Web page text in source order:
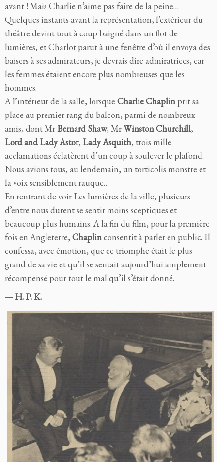
avant ! Mais Charlie n’aime pas faire de la peine…
Quelques instants avant la représentation, l’extérieur du
théâtre devint tout à coup baigné dans un flot de
lumières, et Charlot parut à une fenêtre d’où il envoya des
baisers à ses admirateurs, je devrais dire admiratrices, car
les femmes étaient encore plus nombreuses que les
hommes.
A l’intérieur de la salle, lorsque Charlie Chaplin prit sa
place au premier rang du balcon, parmi de nombreux
amis, dont MrBernard Shaw, MrWinston Churchill,
Lord and Lady Astor, Lady Asquith, trois mille
acclamations éclatèrent d’un coup à soulever le plafond.
Nous avions tous, au lendemain, un torticolis monstre et
la voix sensiblement rauque…
En rentrant de voir Les lumières de la ville, plusieurs
d’entre nous durent se sentir moins sceptiques et
beaucoup plus humains. A la fin du film, pour la première
fois en Angleterre, Chaplinconsentit à parler en public. Il
confessa, avec émotion, que ce triomphe était le plus
grand de sa vie et qu’il se sentait aujourd’hui amplement
récompensé pour tout le mal qu’il s’était donné.
— H. P. K.